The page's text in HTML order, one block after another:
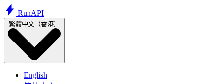
RunAPI
繁體中文（香港）
English